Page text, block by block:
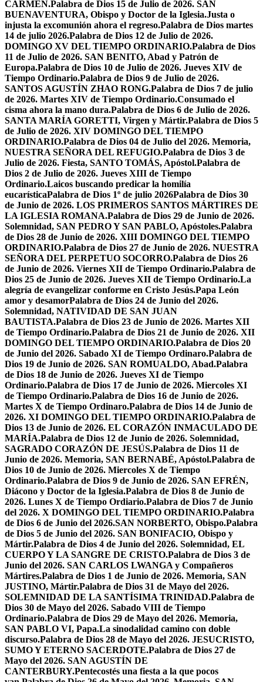
CARMEN.Palabra de Dios 15 de Julio de 2026. SAN
BUENAVENTURA, Obispo y Doctor de la Iglesia.Justa o
injusta la excomunión ahora el regreso.Palabra de Dios martes
14 de julio 2026.Palabra de Dios 12 de Julio de 2026.
DOMINGO XV DEL TIEMPO ORDINARIO.Palabra de Dios
11 de Julio de 2026. SAN BENITO, Abad y Patrón de
Europa.Palabra de Dios 10 de Julio de 2026. Jueves XIV de
Tiempo Ordinario.Palabra de Dios 9 de Julio de 2026.
SANTOS AGUSTÍN ZHAO RONG.Palabra de Dios 7 de julio
de 2026. Martes XIV de Tiempo Ordinario.Consumado el
cisma ahora la mano dura.Palabra de Dios 6 de Julio de 2026.
SANTA MARÍA GORETTI, Virgen y Mártir.Palabra de Dios 5
de Julio de 2026. XIV DOMINGO DEL TIEMPO
ORDINARIO.Palabra de Dios 04 de Julio del 2026. Memoria,
NUESTRA SEÑORA DEL REFUGIO.Palabra de Dios 3 de
Julio de 2026. Fiesta, SANTO TOMÁS, Apóstol.Palabra de
Dios 2 de Julio de 2026. Jueves XIII de Tiempo
Ordinario.Laicos buscando predicar la homilía
eucarísticaPalabra de Dios 1º de julio 2026Palabra de Dios 30
de Junio de 2026. LOS PRIMEROS SANTOS MÁRTIRES DE
LA IGLESIA ROMANA.Palabra de Dios 29 de Junio de 2026.
Solemnidad, SAN PEDRO Y SAN PABLO, Apóstoles.Palabra
de Dios 28 de Junio de 2026. XIII DOMINGO DEL TIEMPO
ORDINARIO.Palabra de Dios 27 de Junio de 2026. NUESTRA
SEÑORA DEL PERPETUO SOCORRO.Palabra de Dios 26
de Junio de 2026. Viernes XII de Tiempo Ordinario.Palabra de
Dios 25 de Junio de 2026. Jueves XII de Tiempo Ordinario.La
alegría de evangelizar conforme en Cristo Jesús.Papa León
amor y desamorPalabra de Dios 24 de Junio del 2026.
Solemnidad, NATIVIDAD DE SAN JUAN
BAUTISTA.Palabra de Dios 23 de Junio de 2026. Martes XII
de Tiempo Ordinario.Palabra de Dios 21 de Junio de 2026. XII
DOMINGO DEL TIEMPO ORDINARIO.Palabra de Dios 20
de Junio del 2026. Sabado XI de Tiempo Ordinaro.Palabra de
Dios 19 de Junio de 2026. SAN ROMUALDO, Abad.Palabra
de Dios 18 de Junio de 2026. Jueves XI de Tiempo
Ordinario.Palabra de Dios 17 de Junio de 2026. Miercoles XI
de Tiempo Ordinario.Palabra de Dios 16 de Junio de 2026.
Martes X de Tiempo Ordinaro.Palabra de Dios 14 de Junio de
2026. XI DOMINGO DEL TIEMPO ORDINARIO.Palabra de
Dios 13 de Junio de 2026. EL CORAZÓN INMACULADO DE
MARÍA.Palabra de Dios 12 de Junio de 2026. Solemnidad,
SAGRADO CORAZÓN DE JESÚS.Palabra de Dios 11 de
Junio de 2026. Memoria, SAN BERNABÉ, Apóstol.Palabra de
Dios 10 de Junio de 2026. Miercoles X de Tiempo
Ordinario.Palabra de Dios 9 de Junio de 2026. SAN EFRÉN,
Diácono y Doctor de la Iglesia.Palabra de Dios 8 de Junio de
2026. Lunes X de Tiempo Ordiario.Palabra de Dios 7 de Junio
del 2026. X DOMINGO DEL TIEMPO ORDINARIO.Palabra
de Dios 6 de Junio del 2026.SAN NORBERTO, Obispo.Palabra
de Dios 5 de Junio del 2026. SAN BONIFACIO, Obispo y
Mártir.Palabra de Dios 4 de Junio del 2026. Solemnidad, EL
CUERPO Y LA SANGRE DE CRISTO.Palabra de Dios 3 de
Junio del 2026. SAN CARLOS LWANGA y Compañeros
Mártires.Palabra de Dios 1 de Junio de 2026. Memoria, SAN
JUSTINO, Mártir.Palabra de Dios 31 de Mayo del 2026.
SOLEMNIDAD DE LA SANTÍSIMA TRINIDAD.Palabra de
Dios 30 de Mayo del 2026. Sabado VIII de Tiempo
Ordinario.Palabra de Dios 29 de Mayo del 2026. Memoria,
SAN PABLO VI, Papa.La sinodalidad camino con doble
discurso.Palabra de Dios 28 de Mayo del 2026. JESUCRISTO,
SUMO Y ETERNO SACERDOTE.Palabra de Dios 27 de
Mayo del 2026. SAN AGUSTÍN DE
CANTERBURY.Pentecostés una fiesta a la que pocos